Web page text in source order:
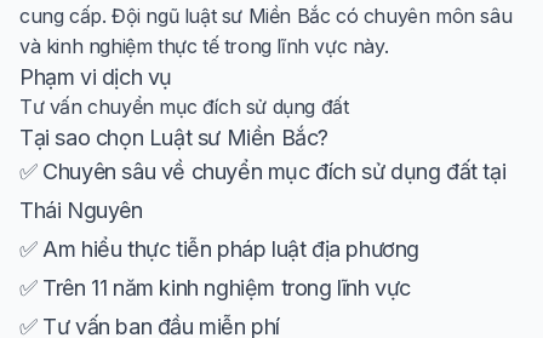
cung cấp. Đội ngũ luật sư Miền Bắc có chuyên môn sâu
và kinh nghiệm thực tế trong lĩnh vực này.
Phạm vi dịch vụ
Tư vấn chuyển mục đích sử dụng đất
Tại sao chọn Luật sư Miền Bắc?
✅ Chuyên sâu về chuyển mục đích sử dụng đất tại
Thái Nguyên
✅ Am hiểu thực tiễn pháp luật địa phương
✅ Trên 11 năm kinh nghiệm trong lĩnh vực
✅ Tư vấn ban đầu miễn phí